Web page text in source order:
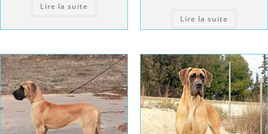
Lire la suite
Lire la suite